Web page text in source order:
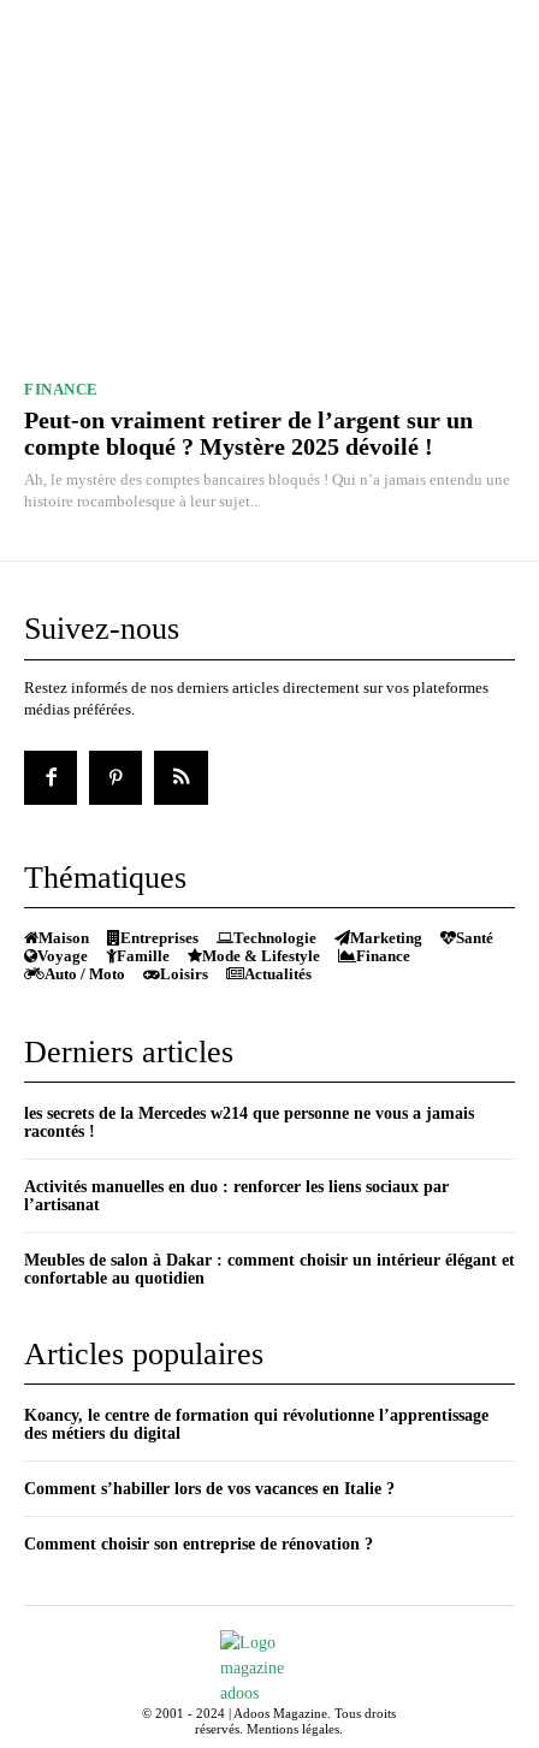
FINANCE
Peut-on vraiment retirer de l’argent sur un
compte bloqué ? Mystère 2025 dévoilé !
Ah, le mystère des comptes bancaires bloqués ! Qui n’a jamais entendu une
histoire rocambolesque à leur sujet...
Suivez-nous
Restez informés de nos derniers articles directement sur vos plateformes
médias préférées.
Thématiques
Maison Entreprises Technologie Marketing
Santé
Voyage
Famille Mode & Lifestyle
Finance
Auto / Moto
Loisirs Actualités
Derniers articles
les secrets de la Mercedes w214 que personne ne vous a jamais
racontés !
Activités manuelles en duo : renforcer les liens sociaux par
l’artisanat
Meubles de salon à Dakar : comment choisir un intérieur élégant et
confortable au quotidien
Articles populaires
Koancy, le centre de formation qui révolutionne l’apprentissage
des métiers du digital
Comment s’habiller lors de vos vacances en Italie ?
Comment choisir son entreprise de rénovation ?
© 2001 - 2024 | Adoos Magazine. Tous droits
réservés.Mentions légales